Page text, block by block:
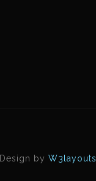
by W3layouts